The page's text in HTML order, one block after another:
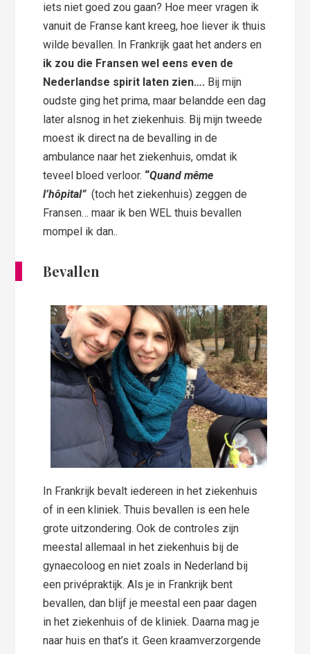
iets niet goed zou gaan? Hoe meer vragen ik
vanuit de Franse kant kreeg, hoe liever ik thuis
wilde bevallen. In Frankrijk gaat het anders en
ik zou die Fransen wel eens even de
Nederlandse spirit laten zien…. Bij mijn
oudste ging het prima, maar belandde een dag
later alsnog in het ziekenhuis. Bij mijn tweede
moest ik direct na de bevalling in de
ambulance naar het ziekenhuis, omdat ik
teveel bloed verloor. “Quandmême
l’hôpital” (toch het ziekenhuis) zeggen de
Fransen… maar ik ben WEL thuis bevallen
mompel ik dan..
Bevallen
In Frankrijk bevalt iedereen in het ziekenhuis
of in een kliniek. Thuis bevallen is een hele
grote uitzondering. Ook de controles zijn
meestal allemaal in het ziekenhuis bij de
gynaecoloog en niet zoals in Nederland bij
een privépraktijk. Als je in Frankrijk bent
bevallen, dan blijf je meestal een paar dagen
in het ziekenhuis of de kliniek. Daarna mag je
naar huis en that’s it. Geen kraamverzorgende